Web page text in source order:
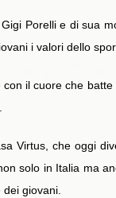
Porelli e di sua
i valori dello
il cuore che
Virtus, che oggi
solo in Italia ma
giovani.